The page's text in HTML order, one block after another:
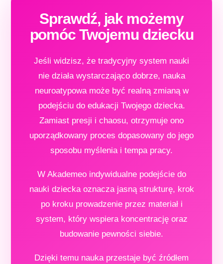
Sprawdź, jak możemy
pomóc Twojemu dziecku
Jeśli widzisz, że tradycyjny system nauki
nie działa wystarczająco dobrze, nauka
neuroatypowa może być realną zmianą w
podejściu do edukacji Twojego dziecka.
Zamiast presji i chaosu, otrzymuje ono
uporządkowany proces dopasowany do jego
sposobu myślenia i tempa pracy.
W Akademeo indywidualne podejście do
nauki dziecka oznacza jasną strukturę, krok
po kroku prowadzenie przez materiał i
system, który wspiera koncentrację oraz
budowanie pewności siebie.
Dzięki temu nauka przestaje być źródłem